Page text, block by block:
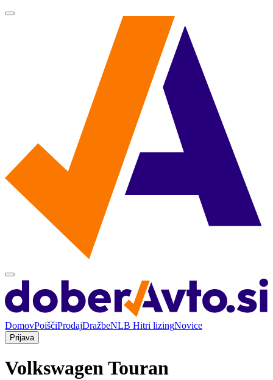
DomovPoiščiProdajDražbeNLB Hitri lizingNovice
Prijava
Volkswagen Touran